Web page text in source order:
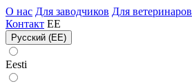
О нас Для заводчиков Для ветеринаров
Контакт EE
Русский (EE)
Eesti